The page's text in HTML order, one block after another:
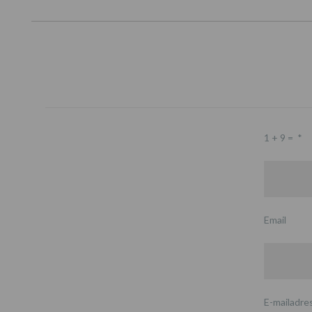
1 + 9 = *
Email
E-